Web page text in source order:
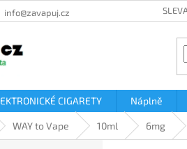
info@zavapuj.cz
CIGARETY Náplně
WAY to Vape 10ml 6mg